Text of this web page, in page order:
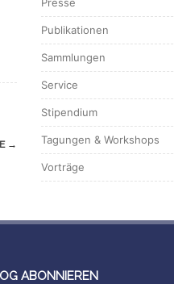
→
Publikationen
Sammlungen
Service
Stipendium
Tagungen & Workshops
Vorträge
ABONNIEREN